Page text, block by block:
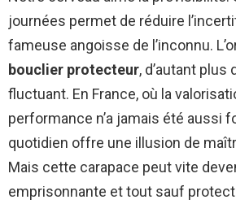
journées permet de réduire
fameuse angoisse de l’inconnu.
bouclier protecteur, d’autant plus
fluctuant. En France, où la
performance n’a jamais été aussi
quotidien offre une illusion de
Mais cette carapace peut vite
emprisonnante et tout sauf